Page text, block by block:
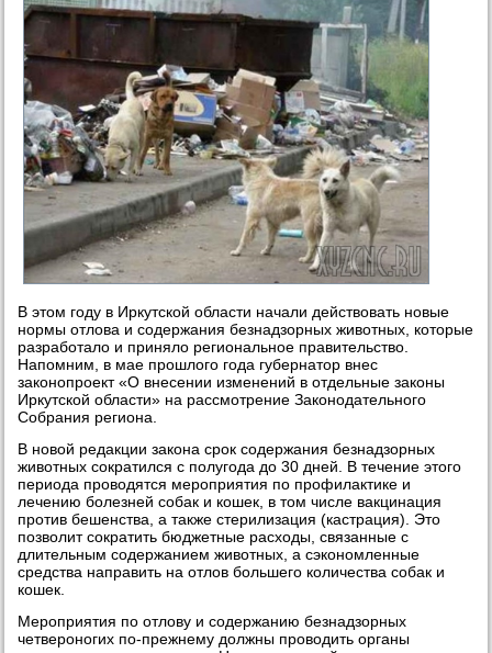
В этом году в Иркутской области начали действовать новые
нормы отлова и содержания безнадзорных животных, которые
разработало и приняло региональное правительство.
Напомним, в мае прошлого года губернатор внес
законопроект «О внесении изменений в отдельные законы
Иркутской области» на рассмотрение Законодательного
Собрания региона.
В новой редакции закона срок содержания безнадзорных
животных сократился с полугода до 30 дней. В течение этого
периода проводятся мероприятия по профилактике и
лечению болезней собак и кошек, в том числе вакцинация
против бешенства, а также стерилизация (кастрация). Это
позволит сократить бюджетные расходы, связанные с
длительным содержанием животных, а сэкономленные
средства направить на отлов большего количества собак и
кошек.
Мероприятия по отлову и содержанию безнадзорных
четвероногих по-прежнему должны проводить органы